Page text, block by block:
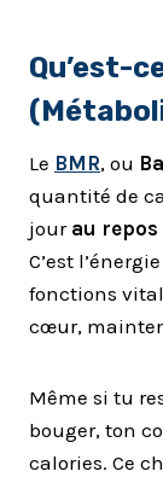
Qu’est-
Le BMR, ou
quantité de
jour au
C’est
fonctions
cœur,
Même si tu
bouger, ton
calories. Ce